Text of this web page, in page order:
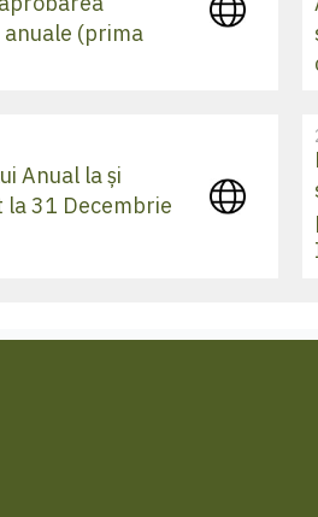
(prima
Anual la și
31 Decembrie